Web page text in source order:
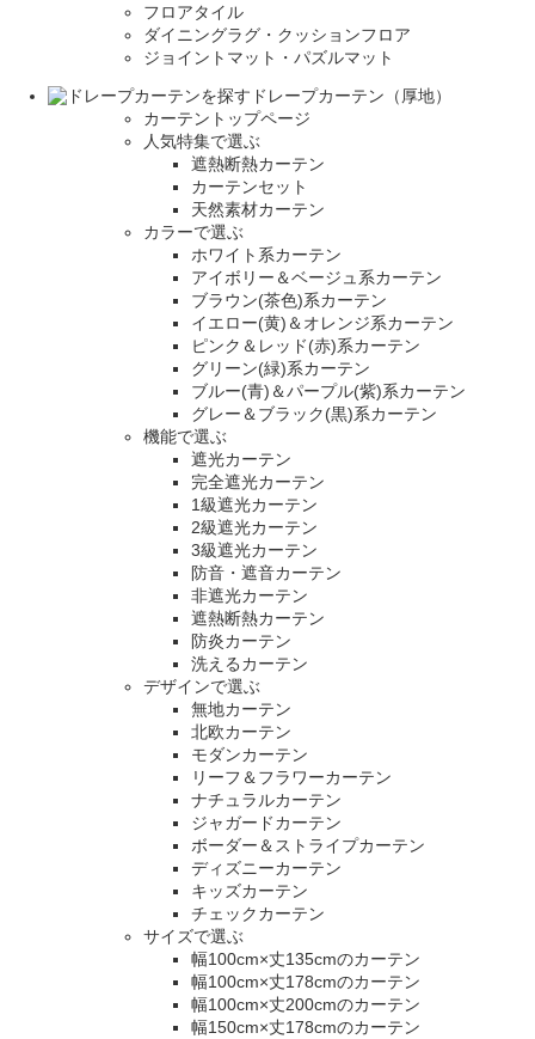
フロアタイル
ダイニングラグ・クッションフロア
ジョイントマット・パズルマット
ドレープカーテン（厚地）
カーテントップページ
人気特集で選ぶ
遮熱断熱カーテン
カーテンセット
天然素材カーテン
カラーで選ぶ
ホワイト系カーテン
アイボリー＆ベージュ系カーテン
ブラウン(茶色)系カーテン
イエロー(黄)＆オレンジ系カーテン
ピンク＆レッド(赤)系カーテン
グリーン(緑)系カーテン
ブルー(青)＆パープル(紫)系カーテン
グレー＆ブラック(黒)系カーテン
機能で選ぶ
遮光カーテン
完全遮光カーテン
1級遮光カーテン
2級遮光カーテン
3級遮光カーテン
防音・遮音カーテン
非遮光カーテン
遮熱断熱カーテン
防炎カーテン
洗えるカーテン
デザインで選ぶ
無地カーテン
北欧カーテン
モダンカーテン
リーフ＆フラワーカーテン
ナチュラルカーテン
ジャガードカーテン
ボーダー＆ストライプカーテン
ディズニーカーテン
キッズカーテン
チェックカーテン
サイズで選ぶ
幅100cm×丈135cmのカーテン
幅100cm×丈178cmのカーテン
幅100cm×丈200cmのカーテン
幅150cm×丈178cmのカーテン